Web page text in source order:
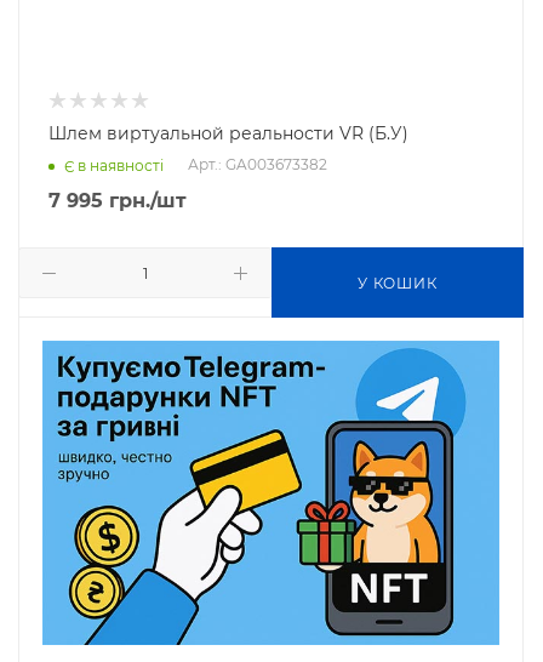
Шлем виртуальной реальности VR (Б.У)
Є в наявності Арт.: GA003673382
7 995 грн./шт
У КОШИК